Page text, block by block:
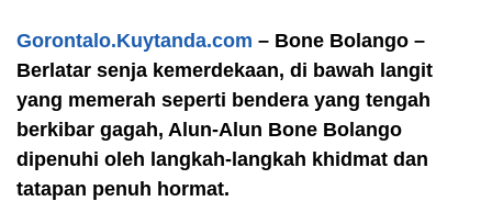
Gorontalo.Kuytanda.com – Bone Bolango –
Berlatar senja kemerdekaan, di bawah langit
yang memerah seperti bendera yang tengah
berkibar gagah, Alun-Alun Bone Bolango
dipenuhi oleh langkah-langkah khidmat dan
tatapan penuh hormat.